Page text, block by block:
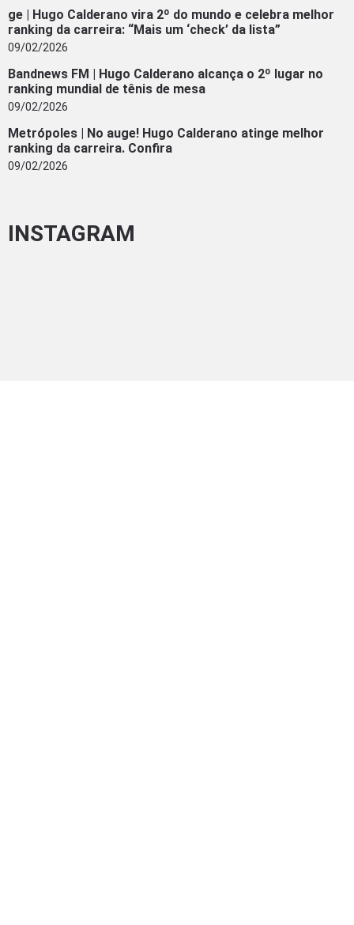
ge | Hugo Calderano vira 2º do mundo e celebra melhor
ranking da carreira: “Mais um ‘check’ da lista”
09/02/2026
Bandnews FM | Hugo Calderano alcança o 2º lugar no
ranking mundial de tênis de mesa
09/02/2026
Metrópoles | No auge! Hugo Calderano atinge melhor
ranking da carreira. Confira
09/02/2026
INSTAGRAM